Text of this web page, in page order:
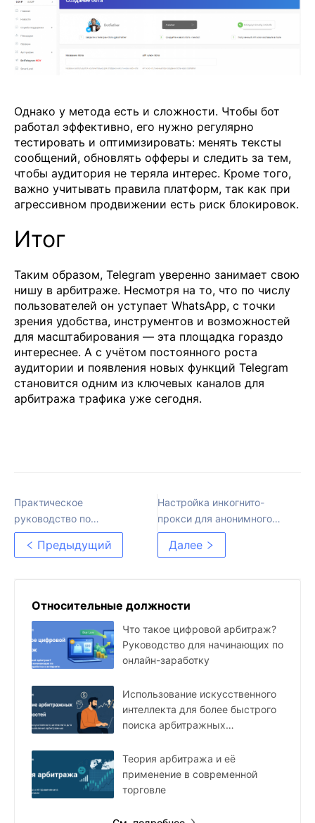
Однако у метода есть и сложности. Чтобы бот
работал эффективно, его нужно регулярно
тестировать и оптимизировать: менять тексты
сообщений, обновлять офферы и следить за тем,
чтобы аудитория не теряла интерес. Кроме того,
важно учитывать правила платформ, так как при
агрессивном продвижении есть риск блокировок.
Итог
Таким образом, Telegram уверенно занимает свою
нишу в арбитраже. Несмотря на то, что по числу
пользователей он уступает WhatsApp, с точки
зрения удобства, инструментов и возможностей
для масштабирования — эта площадка гораздо
интереснее. А с учётом постоянного роста
аудитории и появления новых функций Telegram
становится одним из ключевых каналов для
арбитража трафика уже сегодня.
Практическое
руководство по
арбитражу трафика: ваш
первый шаг к прибыли
Предыдущий
Настройка инкогнито-
прокси для анонимного
использования интернета
Далее
Относительные должности
Что такое цифровой арбитраж?
Руководство для начинающих по
онлайн-заработку
Использование искусственного
интеллекта для более быстрого
поиска арбитражных
Теория арбитража и её
применение в современной
торговле